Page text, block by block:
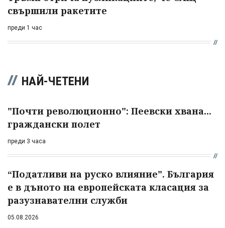
свършили ракетите
преди 1 час
НАЙ-ЧЕТЕНИ
"Почти революционно": Пеевски хвана...
граждански полет
преди 3 часа
“Податливи на руско влияние". България
е в дъното на европейската класация за
разузнавателни служби
05.08.2026